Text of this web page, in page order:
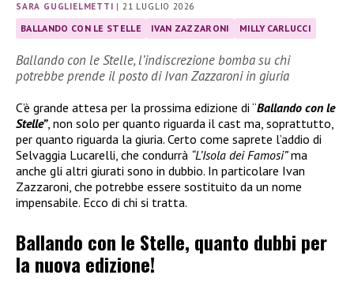
SARA GUGLIELMETTI |21 LUGLIO 2026
BALLANDO CON LE STELLE IVAN ZAZZARONI MILLY CARLUCCI
Ballando con le Stelle, l’indiscrezione bomba su chi
potrebbe prende il posto di Ivan Zazzaroni in giuria
C’è grande attesa per la prossima edizione di “Ballando con le
Stelle”, non solo per quanto riguarda il cast ma, soprattutto,
per quanto riguarda la giuria. Certo come saprete l’addio di
Selvaggia Lucarelli, che condurrà “L’Isola dei Famosi”ma
anche gli altri giurati sono in dubbio. In particolare Ivan
Zazzaroni, che potrebbe essere sostituito da un nome
impensabile. Ecco di chi si tratta.
Ballando con le Stelle, quanto dubbi per
la nuova edizione!